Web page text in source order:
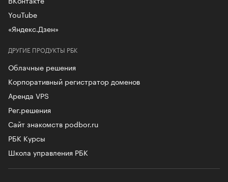
ДРУГИЕ ПРОДУКТЫ РБК
Облачные решения
Корпоративный регистратор доменов
Аренда VPS
Рег.решения
Сайт знакомств podbor.ru
РБК Курсы
Школа управления РБК
YouTube
«Яндекс.Дзен»